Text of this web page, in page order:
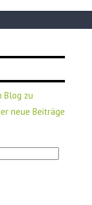
Blog zu
neue Beiträge